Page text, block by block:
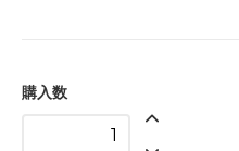
購入数